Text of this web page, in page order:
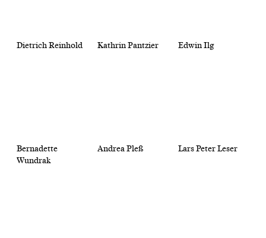
Dietrich Reinhold Kathrin Pantzier Edwin Ilg
Bernadette
Wundrak
Andrea Pleß Lars Peter Leser